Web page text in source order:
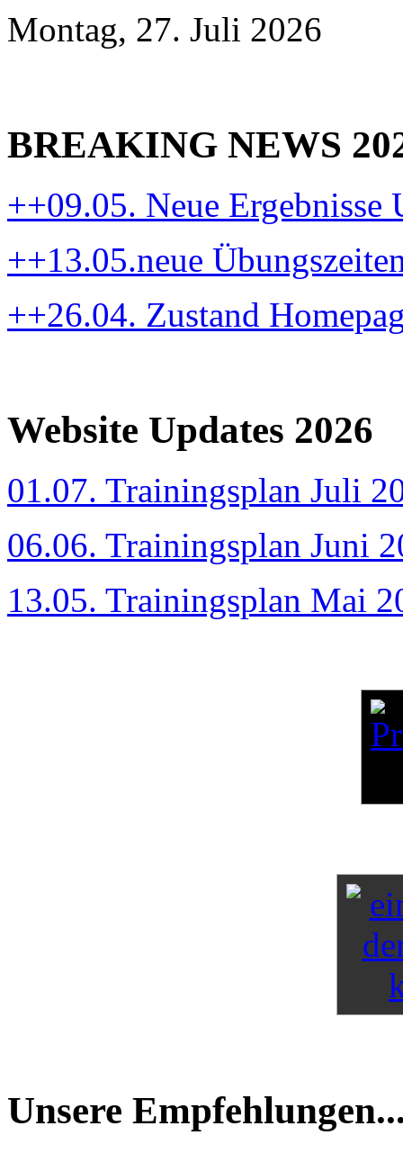
Montag, 27. Juli 2026
BREAKING NEWS
++09.05. Neue Ergebnisse
++13.05.neue
++26.04. Zustand
Website Updates 2026
01.07. Trainingsplan Juli
06.06. Trainingsplan Juni
13.05. Trainingsplan Mai
Unsere